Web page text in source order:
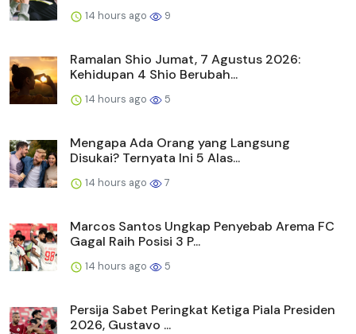
14 hours ago 9
Ramalan Shio Jumat, 7 Agustus 2026:
Kehidupan 4 Shio Berubah...
14 hours ago 5
Mengapa Ada Orang yang Langsung
Disukai? Ternyata Ini 5 Alas...
14 hours ago 7
Marcos Santos Ungkap Penyebab Arema FC
Gagal Raih Posisi 3 P...
14 hours ago 5
Persija Sabet Peringkat Ketiga Piala Presiden
2026, Gustavo ...